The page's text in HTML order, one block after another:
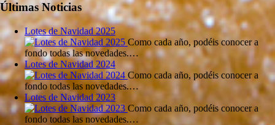
Últimas Noticias
Lotes de Navidad 2025
Como cada año, podéis conocer a
fondo todas las novedades.…
Lotes de Navidad 2024
Como cada año, podéis conocer a
fondo todas las novedades.…
Lotes de Navidad 2023
Como cada año, podéis conocer a
fondo todas las novedades.…